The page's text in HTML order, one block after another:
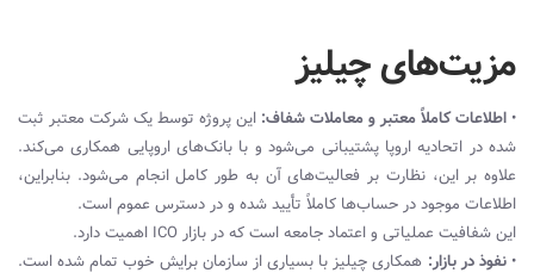
مزیت‌‌های چیلیز
• اطلاعات کاملاً معتبر و معاملات شفاف: این پروژه توسط یک شرکت معتبر ثبت
شده در اتحادیه اروپا پشتیبانی می‌شود و با بانک‌های اروپایی همکاری می‌کند.
علاوه بر این، نظارت بر فعالیت‌های آن به طور کامل انجام می‌شود. بنابراین،
اطلاعات موجود در حساب‌ها کاملاً تأیید شده و در دسترس عموم است.
این شفافیت عملیاتی و اعتماد جامعه است که در بازار ICO اهمیت دارد.
•نفوذ در بازار: همکاری چیلیز با بسیاری از سازمان برایش خوب تمام شده است.